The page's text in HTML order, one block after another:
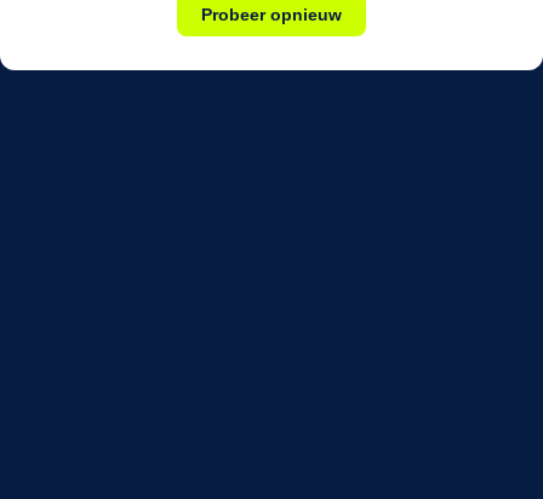
Probeer opnieuw